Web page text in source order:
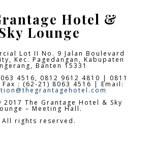
Hotel &
Lounge
Lot II No. 9 Jalan Boulevard
Kec. Pagedangan, Kabupaten
Banten 15331
4516, 0812 9612 4810 | 0811
: (62-21) 8063 4516 | Email:
The Grantage Hotel & Sky
– Meeting Hall.
All rights reserved.